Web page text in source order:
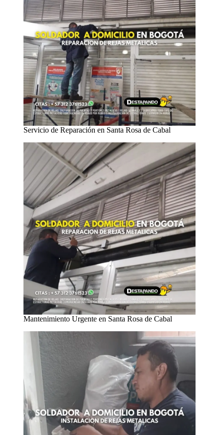
Servicio de Reparación en Santa Rosa de Cabal
Mantenimiento Urgente en Santa Rosa de Cabal